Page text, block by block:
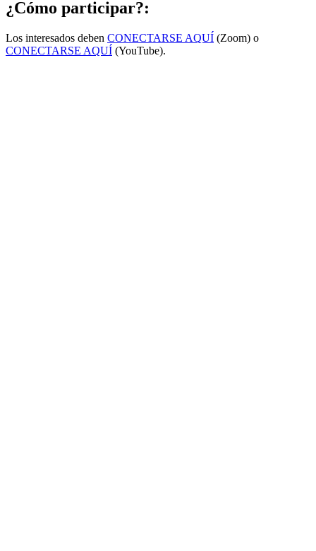
¿Cómo participar?:
Los interesados deben CONECTARSE AQUÍ (Zoom) o
CONECTARSE AQUÍ (YouTube).